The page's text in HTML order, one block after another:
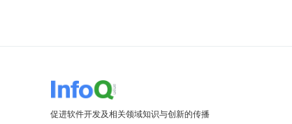
促进软件开发及相关领域知识与创新的传播